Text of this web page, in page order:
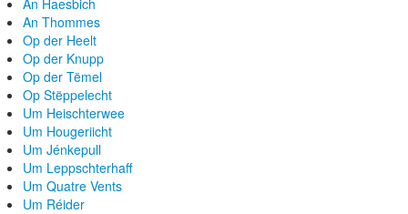
An Haesbich
An Thommes
Op der Heelt
Op der Knupp
Op der Tëmel
Op Stëppelecht
Um Heischterwee
Um Hougeriicht
Um Jénkepull
Um Leppschterhaff
Um Quatre Vents
Um Réider